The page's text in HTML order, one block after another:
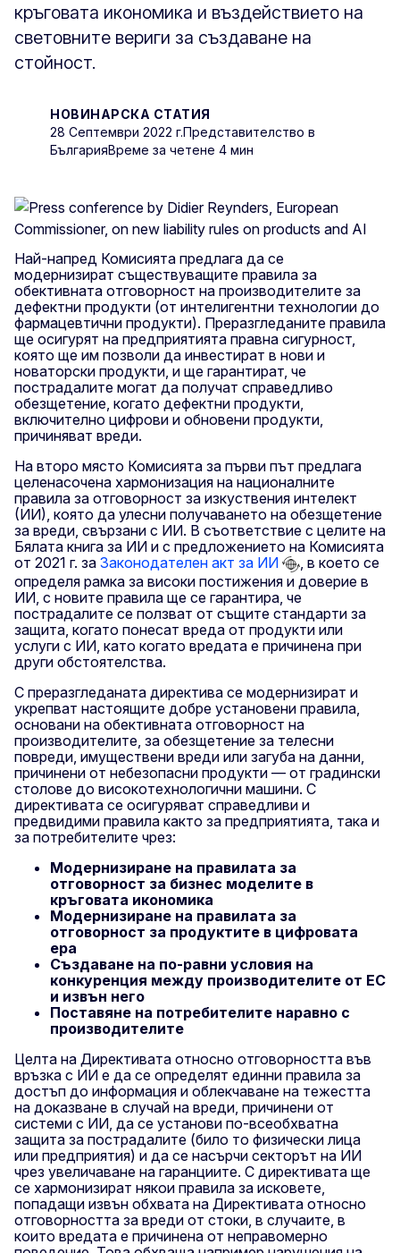
кръговата икономика и въздействието на
световните вериги за създаване на
стойност.
НОВИНАРСКА СТАТИЯ
28 Септември 2022 г.Представителство в
БългарияВреме за четене 4 мин
Най-напред Комисията предлага да се
модернизират съществуващите правила за
обективната отговорност на производителите за
дефектни продукти (от интелигентни технологии до
фармацевтични продукти). Преразгледаните правила
ще осигурят на предприятията правна сигурност,
която ще им позволи да инвестират в нови и
новаторски продукти, и ще гарантират, че
пострадалите могат да получат справедливо
обезщетение, когато дефектни продукти,
включително цифрови и обновени продукти,
причиняват вреди.
На второ място Комисията за първи път предлага
целенасочена хармонизация на националните
правила за отговорност за изкуствения интелект
(ИИ), която да улесни получаването на обезщетение
за вреди, свързани с ИИ. В съответствие с целите на
Бялата книга за ИИ и с предложението на Комисията
от 2021 г. за Законодателен акт за ИИ
, в което се
определя рамка за високи постижения и доверие в
ИИ, с новите правила ще се гарантира, че
пострадалите се ползват от същите стандарти за
защита, когато понесат вреда от продукти или
услуги с ИИ, като когато вредата е причинена при
други обстоятелства.
С преразгледаната директива се модернизират и
укрепват настоящите добре установени правила,
основани на обективната отговорност на
производителите, за обезщетение за телесни
повреди, имуществени вреди или загуба на данни,
причинени от небезопасни продукти — от градински
столове до високотехнологични машини. С
директивата се осигуряват справедливи и
предвидими правила както за предприятията, така и
за потребителите чрез:
Модернизиране на правилата за
отговорност за бизнес моделите в
кръговата икономика
Модернизиране на правилата за
отговорност за продуктите в цифровата
ера
Създаване на по-равни условия на
конкуренция между производителите от ЕС
и извън него
Поставяне на потребителите наравно с
производителите
Целта на Директивата относно отговорността във
връзка с ИИ е да се определят единни правила за
достъп до информация и облекчаване на тежестта
на доказване в случай на вреди, причинени от
системи с ИИ, да се установи по-всеобхватна
защита за пострадалите (било то физически лица
или предприятия) и да се насърчи секторът на ИИ
чрез увеличаване на гаранциите. С директивата ще
се хармонизират някои правила за исковете,
попадащи извън обхвата на Директивата относно
отговорността за вреди от стоки, в случаите, в
които вредата е причинена от неправомерно